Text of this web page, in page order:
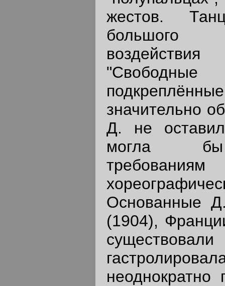
жестов.
большого
значительно
Д. не
могла бы
требованиям
Основанные
(1904),